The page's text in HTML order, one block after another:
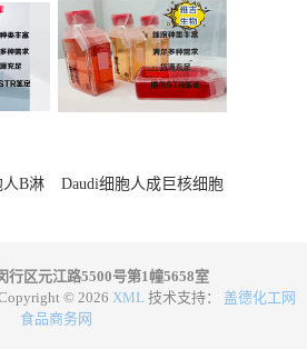
B淋
Daudi细胞人成巨核细胞
行区元江路5500号第1幢5658室
© 2026 XML 技术支持： 盖德化工网
食品商务网